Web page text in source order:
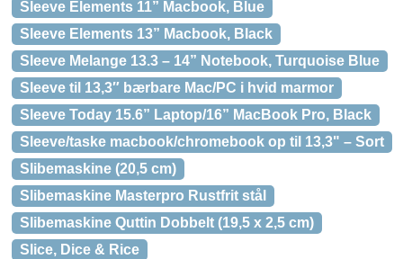
Sleeve Elements 11” Macbook, Blue
Sleeve Elements 13” Macbook, Black
Sleeve Melange 13.3 – 14” Notebook, Turquoise Blue
Sleeve til 13,3″ bærbare Mac/PC i hvid marmor
Sleeve Today 15.6” Laptop/16” MacBook Pro, Black
Sleeve/taske macbook/chromebook op til 13,3" – Sort
Slibemaskine (20,5 cm)
Slibemaskine Masterpro Rustfrit stål
Slibemaskine Quttin Dobbelt (19,5 x 2,5 cm)
Slice, Dice & Rice